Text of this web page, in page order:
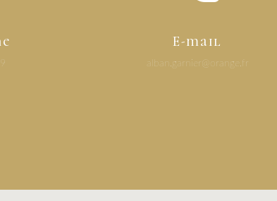
E-mail
alban.garnier@orange.fr